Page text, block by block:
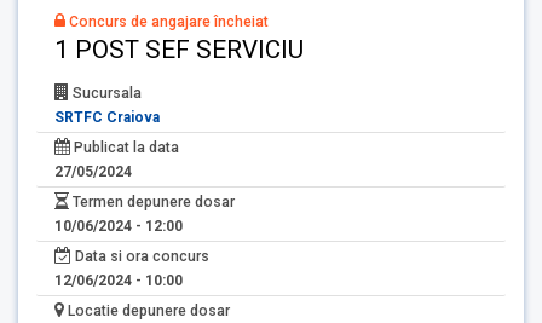
Concurs de angajare încheiat
1 POST SEF SERVICIU
Sucursala
SRTFC Craiova
Publicat la data
27/05/2024
Termen depunere dosar
10/06/2024 - 12:00
Data si ora concurs
12/06/2024 - 10:00
Locatie depunere dosar